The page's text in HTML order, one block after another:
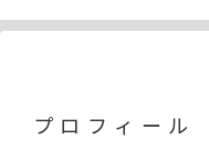
プロフィール